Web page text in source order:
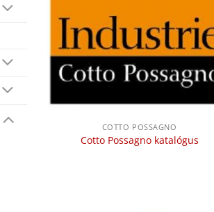
COTTO POSSAGNO
Cotto Possagno katalógus